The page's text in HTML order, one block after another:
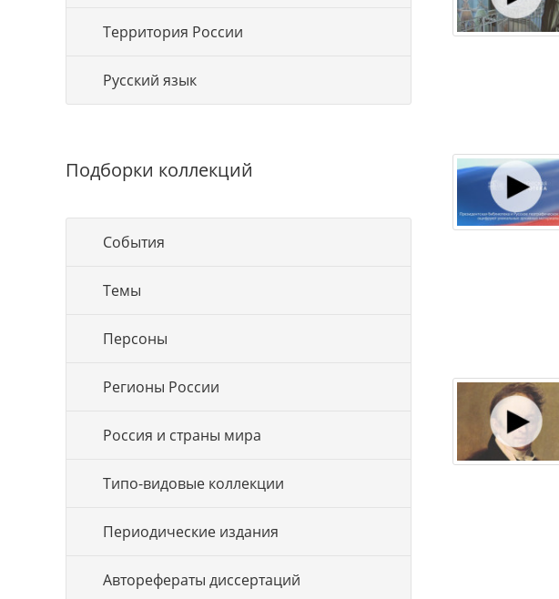
Территория России
Русский язык
Подборки коллекций
События
Темы
Персоны
Регионы России
Россия и страны мира
Типо-видовые коллекции
Периодические издания
Авторефераты диссертаций